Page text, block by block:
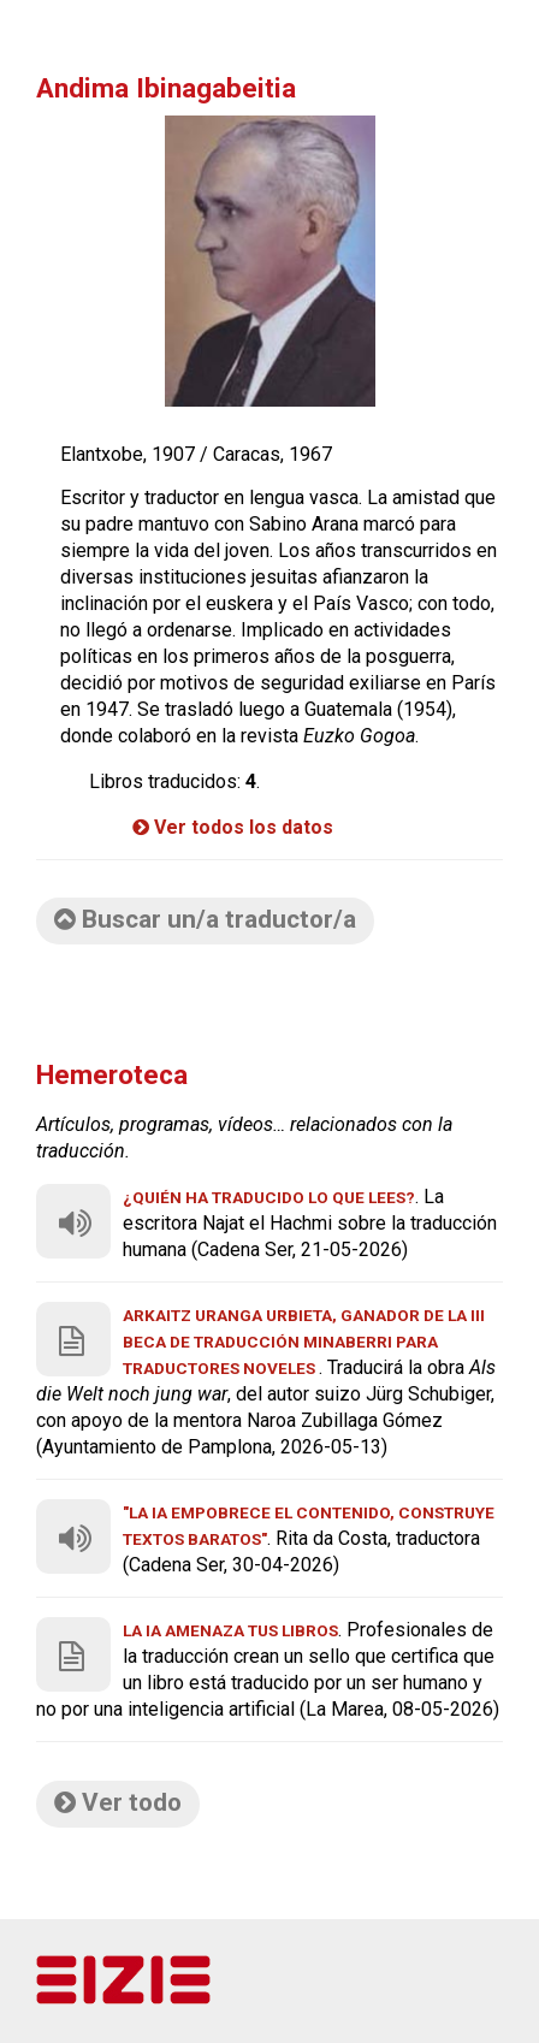
Andima Ibinagabeitia
Elantxobe, 1907 / Caracas, 1967
Escritor y traductor en lengua vasca. La amistad que
su padre mantuvo con Sabino Arana marcó para
siempre la vida del joven. Los años transcurridos en
diversas instituciones jesuitas afianzaron la
inclinación por el euskera y el País Vasco; con todo,
no llegó a ordenarse. Implicado en actividades
políticas en los primeros años de la posguerra,
decidió por motivos de seguridad exiliarse en París
en 1947. Se trasladó luego a Guatemala (1954),
donde colaboró en la revista Euzko Gogoa.
Libros traducidos: 4.
Ver todos los datos
Buscar un/a traductor/a
Hemeroteca
Artículos, programas, vídeos… relacionados con la
traducción.
¿QUIÉN HA TRADUCIDO LO QUE LEES?. La
escritora Najat el Hachmi sobre la traducción
humana (Cadena Ser, 21-05-2026)
ARKAITZ URANGA URBIETA, GANADOR DE LA III
BECA DE TRADUCCIÓN MINABERRI PARA
TRADUCTORES NOVELES. Traducirá la obraAls
die Welt noch jung war, del autor suizo Jürg Schubiger,
con apoyo de la mentora Naroa Zubillaga Gómez
(Ayuntamiento de Pamplona, 2026-05-13)
"LA IA EMPOBRECE EL CONTENIDO, CONSTRUYE
TEXTOS BARATOS". Rita da Costa, traductora
(Cadena Ser, 30-04-2026)
LA IA AMENAZA TUS LIBROS. Profesionales de
la traducción crean un sello que certifica que
un libro está traducido por un ser humano y
no por una inteligencia artificial (La Marea, 08-05-2026)
Ver todo